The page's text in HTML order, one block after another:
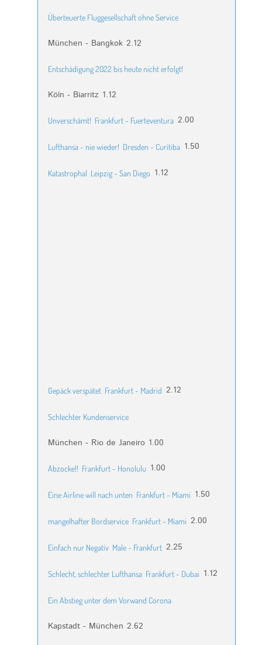
Überteuerte Fluggesellschaft ohne Service
München - Bangkok 2.12
Entschädigung 2022 bis heute nicht erfolgt!
Köln - Biarritz 1.12
Unverschämt! Frankfurt - Fuerteventura 2.00
Lufthansa - nie wieder! Dresden - Curitiba 1.50
Katastrophal Leipzig - San Diego 1.12
Gepäck verspätet Frankfurt - Madrid 2.12
Schlechter Kundenservice
München - Rio de Janeiro 1.00
Abzocke!! Frankfurt - Honolulu 1.00
Eine Airline will nach unten Frankfurt - Miami 1.50
mangelhafter Bordservice Frankfurt - Miami 2.00
Einfach nur Negativ Male - Frankfurt 2.25
Schlecht, schlechter Lufthansa Frankfurt - Dubai 1.12
Ein Abstieg unter dem Vorwand Corona
Kapstadt - München 2.62